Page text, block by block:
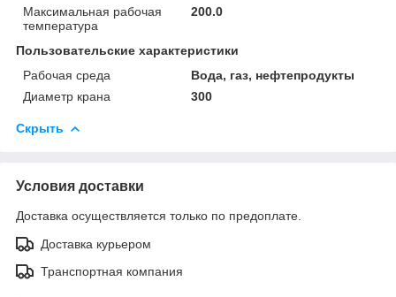
Максимальная рабочая
температура
200.0
Пользовательские характеристики
Рабочая среда
Вода, газ, нефтепродукты
Диаметр крана
300
Скрыть
Условия доставки
Доставка осуществляется только по предоплате.
Доставка курьером
Транспортная компания